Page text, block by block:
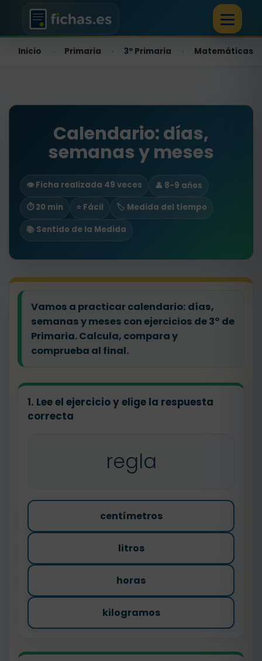
Inicio Primaria 3º Primaria Matemáticas
Calendario: días,
semanas y meses
👁️ Ficha realizada 49 veces
👤 8-9 años
⏱ 20 min
⭐ Fácil
🏷️ Medida del tiempo
📚 Sentido de la Medida
Vamos a practicar calendario: días,
semanas y meses con ejercicios de 3º de
Primaria. Calcula, compara y
comprueba al final.
1. Lee el ejercicio y elige la respuesta
correcta
regla
centímetros
litros
horas
kilogramos